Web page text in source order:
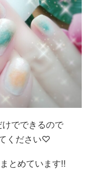
でできるので
ください♡
とめています!!